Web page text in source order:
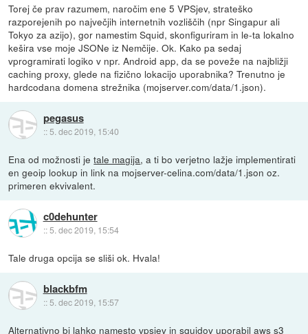
Torej če prav razumem, naročim ene 5 VPSjev, strateško
razporejenih po največjih internetnih vozliščih (npr Singapur ali
Tokyo za azijo), gor namestim Squid, skonfiguriram in le-ta lokalno
kešira vse moje JSONe iz Nemčije. Ok. Kako pa sedaj
vprogramirati logiko v npr. Android app, da se poveže na najbližji
caching proxy, glede na fizično lokacijo uporabnika? Trenutno je
hardcodana domena strežnika (mojserver.com/data/1.json).
pegasus
:: 5. dec 2019, 15:40
Ena od možnosti jetale magija, a ti bo verjetno lažje implementirati
en geoip lookup in link na mojserver-celina.com/data/1.json oz.
primeren ekvivalent.
c0dehunter
::5. dec 2019, 15:54
Tale druga opcija se sliši ok. Hvala!
blackbfm
:: 5. dec 2019, 15:57
Alternativno bi lahko namesto vpsjev in squidov uporabil aws s3